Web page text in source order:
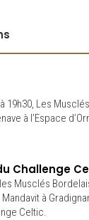
19h30, Les
à l’Espace
Challenge
Musclés
à
Celtic.